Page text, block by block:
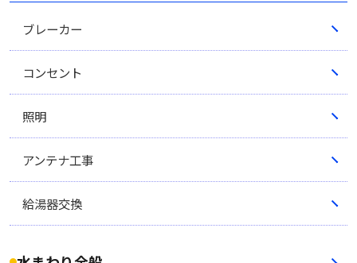
ブレーカー
コンセント
照明
アンテナ工事
給湯器交換